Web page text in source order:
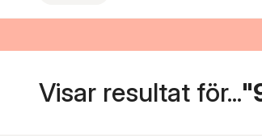
Visar resultat för...